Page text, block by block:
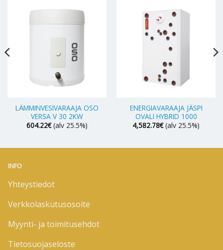
LÄMMINVESIVARAAJA OSO
VERSA V 30 2KW
604.22€ (alv 25.5%)
ENERGIAVARAAJA JÄSPI
OVALI HYBRID 1000
4,582.78€ (alv 25.5%)
INFO
Yhteystiedot
Verkkolaskutusosoite
Myynti- ja toimitusehdot
Tietosuojaseloste